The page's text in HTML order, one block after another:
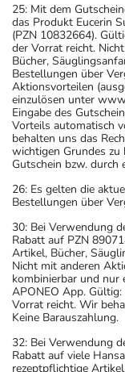
25: Mit dem
das Produkt Eucerin
(PZN 10832664).
der Vorrat reicht.
Bücher,
Bestellungen über
Aktionsvorteilen
einzulösen unter
Eingabe des
Vorteils automatisch
behalten uns das
wichtigen Grundes zu
Gutschein bzw. durch
26: Es gelten die
Bestellungen über
30: Bei Verwendung
Rabatt auf PZN
Artikel, Bücher,
Nicht mit anderen
kombinierbar und nur
APONEO App.
Vorrat reicht. Wir
Keine Barauszahlung.
32: Bei Verwendung
Rabatt auf viele
rezeptpflichtige